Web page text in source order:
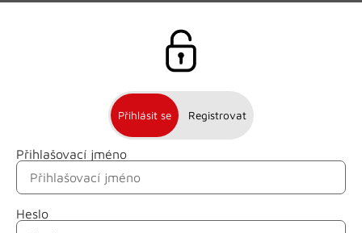
Přihlásit se Registrovat
Přihlašovací jméno
Heslo
Jméno
Příjmení